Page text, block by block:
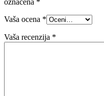
označena *
Vaša ocena *
Vaša recenzija *